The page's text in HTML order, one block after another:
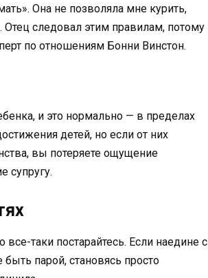
Она не позволяла мне курить,
Отец следовал этим правилам, потому
по отношениям Бонни Винстон.
и это нормально — в пределах
детей, но если от них
вы потеряете ощущение
супругу.
таки постарайтесь. Если наедине с
парой, становясь просто